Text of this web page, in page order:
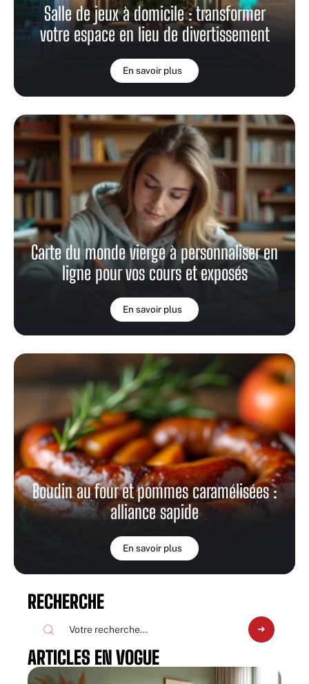
Salle de jeux à domicile : transformer
votre espace en lieu de divertissement
En savoir plus
Carte du monde vierge à personnaliser en
ligne pour vos cours et exposés
En savoir plus
Boudin au four et pommes caramélisées :
alliance sapide
En savoir plus
RECHERCHE
ARTICLES EN VOGUE